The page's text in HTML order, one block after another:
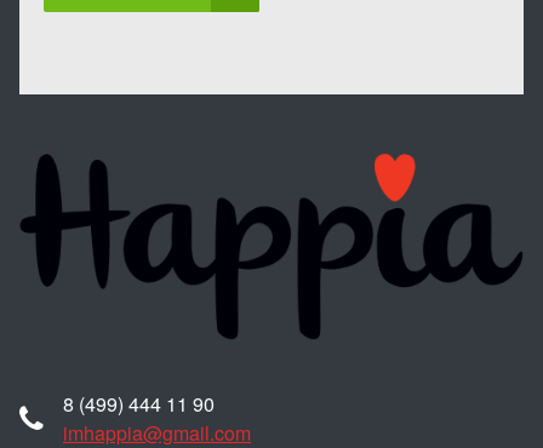
8 (499) 444 11 90
imhappia@gmail.com